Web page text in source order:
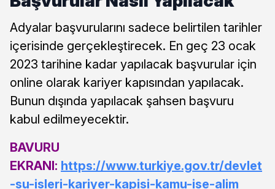
Adyalar başvurularını sadece belirtilen tarihler
içerisinde gerçekleştirecek. En geç 23 ocak
2023 tarihine kadar yapılacak başvurular için
online olarak kariyer kapısından yapılacak.
Bunun dışında yapılacak şahsen başvuru
kabul edilmeyecektir.
BAVURU
EKRANI: https://www.turkiye.gov.tr/devlet
-su-isleri-kariyer-kapisi-kamu-ise-alim